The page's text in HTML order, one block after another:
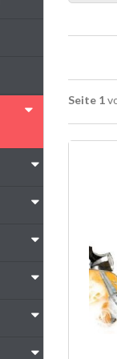
Seite 1